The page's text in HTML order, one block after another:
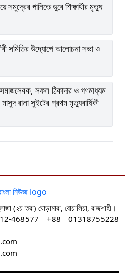
সমুদ্রের পানিতে ডুবে শিক্ষার্থীর মৃত্যু
সমিতির উদ্যোগে আলোচনা সভা ও
সমাজসেবক, সফল ঠিকাদার ও গণমাধ্যম
রানা সুইটের প্রথম মৃত্যুবার্ষিকী
(২য় তরা) ঘোড়ামারা, বোয়ালিয়া, রাজশাহী।
468577 +88 01318755228